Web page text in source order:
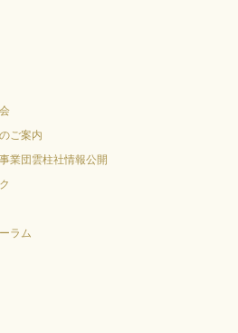
ご案内
業団雲柱社情報公開
ラム